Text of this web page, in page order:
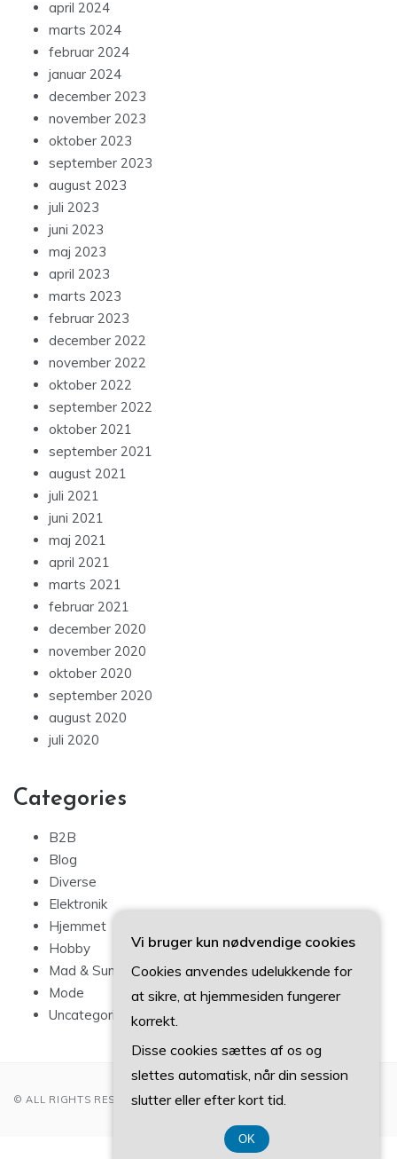
april 2024
marts 2024
februar 2024
januar 2024
december 2023
november 2023
oktober 2023
september 2023
august 2023
juli 2023
juni 2023
maj 2023
april 2023
marts 2023
februar 2023
december 2022
november 2022
oktober 2022
september 2022
oktober 2021
september 2021
august 2021
juli 2021
juni 2021
maj 2021
april 2021
marts 2021
februar 2021
december 2020
november 2020
oktober 2020
september 2020
august 2020
juli 2020
Categories
B2B
Blog
Diverse
Elektronik
Hjemmet
Hobby
Mad & Sundhed
Mode
Uncategorized
© ALL RIGHTS RESERVED 2022
Vi bruger kun nødvendige cookies
Cookies anvendes udelukkende for
at sikre, at hjemmesiden fungerer
korrekt.
Disse cookies sættes af os og
slettes automatisk, når din session
slutter eller efter kort tid.
OK